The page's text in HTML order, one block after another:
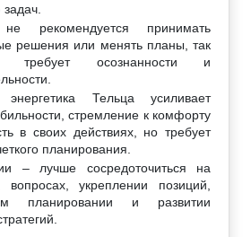
рекомендуется принимать
решения или менять планы, так
требует осознанности и
Тельца усиливает
стремление к комфорту
в своих действиях, но требует
планирования.
– лучше сосредоточиться на
вопросах, укреплении позиций,
планировании и развитии